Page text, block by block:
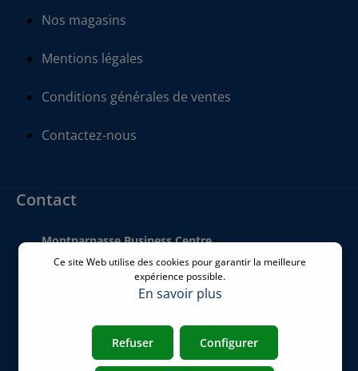
Nos magasins
Mentions légales
Conditions générales de ventes
Contactez-nous
Contact
Montparnasse Business Centre
140 bis Rue de Rennes
Téléphone:+33 01 77 62 46 24
commercial@airicom.fr
Ce site Web utilise des cookies pour garantir la meilleure
expérience possible.
En savoir plus
Refuser Configurer